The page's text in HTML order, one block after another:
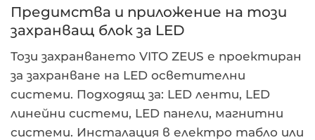
Предимства и приложение на този
захранващ блок за LED
Този захранването VITO ZEUS е проектиран
за захранване на LED осветителни
системи. Подходящ за: LED ленти, LED
линейни системи, LED панели, магнитни
системи. Инсталация в електро табло или